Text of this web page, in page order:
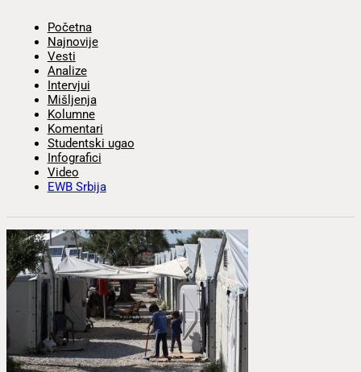
Početna
Najnovije
Vesti
Analize
Intervjui
Mišljenja
Kolumne
Komentari
Studentski ugao
Infografici
Video
EWB Srbija